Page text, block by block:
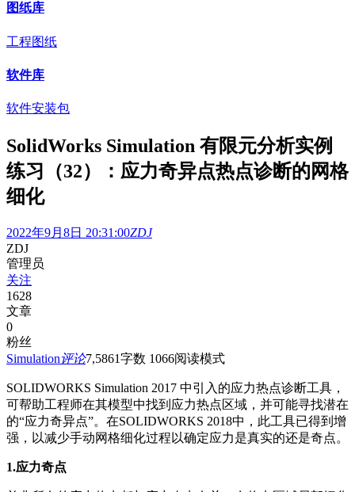
图纸库
工程图纸
软件库
软件安装包
SolidWorks Simulation 有限元分析实例
练习（32）：应力奇异点热点诊断的网格
细化
2022年9月8日 20:31:00ZDJ
ZDJ
管理员
关注
1628
文章
0
粉丝
Simulation评论7,5861字数 1066阅读模式
SOLIDWORKS Simulation 2017 中引入的应力热点诊断工具，
可帮助工程师在其模型中找到应力热点区域，并可能寻找潜在
的“应力奇异点”。在SOLIDWORKS 2018中，此工具已得到增
强，以减少手动网格细化过程以确定应力是真实的还是奇点。
1.应力奇点